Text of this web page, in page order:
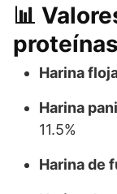
📊
Harina
Harina
11.5%
Harina de